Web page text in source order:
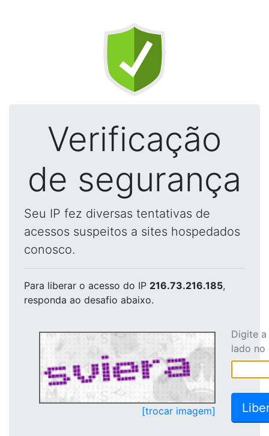
Verificação
de segurança
Seu IP fez diversas tentativas de
acessos suspeitos a sites hospedados
conosco.
Para liberar o acesso do IP 216.73.216.185,
responda ao desafio abaixo.
[trocar imagem]
Digite
lado no